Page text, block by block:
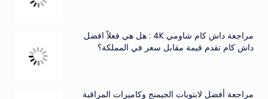
مراجعة داش كام شاومي 4K : هل هي فعلاً افضل
داش كام تقدم قيمة مقابل سعر في المملكة؟
مراجعة أفضل لابتوبات الجيمنج وكاميرات المراقبة